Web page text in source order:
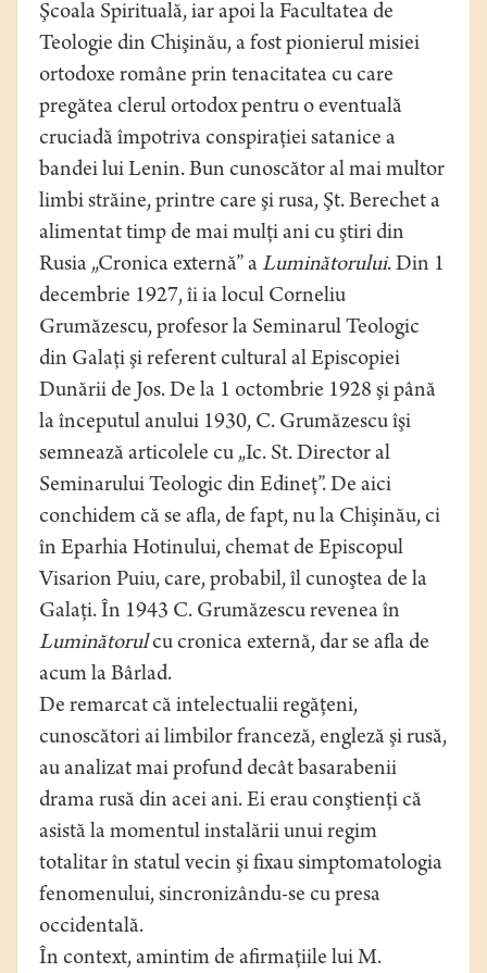
Şcoala Spirituală, iar apoi la Facultatea de
Teologie din Chişinău, a fost pionierul misiei
ortodoxe române prin tenacitatea cu care
pregătea clerul ortodox pentru o eventuală
cruciadă împotriva conspiraţiei satanice a
bandei lui Lenin. Bun cunoscător al mai multor
limbi străine, printre care şi rusa, Şt. Berechet a
alimentat timp de mai mulţi ani cu ştiri din
Rusia „Cronica externă” a Luminătorului. Din 1
decembrie 1927, îi ia locul Corneliu
Grumăzescu, profesor la Seminarul Teologic
din Galaţi şi referent cultural al Episcopiei
Dunării de Jos. De la 1 octombrie 1928 şi până
la începutul anului 1930, C. Grumăzescu îşi
semnează articolele cu „Ic. St. Director al
Seminarului Teologic din Edineţ”. De aici
conchidem că se afla, de fapt, nu la Chişinău, ci
în Eparhia Hotinului, chemat de Episcopul
Visarion Puiu, care, probabil, îl cunoştea de la
Galaţi. În 1943 C. Grumăzescu revenea în
Luminătorulcu cronica externă, dar se afla de
acum la Bârlad.
De remarcat că intelectualii regăţeni,
cunoscători ai limbilor franceză, engleză şi rusă,
au analizat mai profund decât basarabenii
drama rusă din acei ani. Ei erau conştienţi că
asistă la momentul instalării unui regim
totalitar în statul vecin şi fixau simptomatologia
fenomenului, sincronizându-se cu presa
occidentală.
În context, amintim de afirmaţiile lui M.